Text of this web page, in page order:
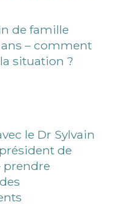
de famille
– comment
situation ?
le Dr Sylvain
de
prendre